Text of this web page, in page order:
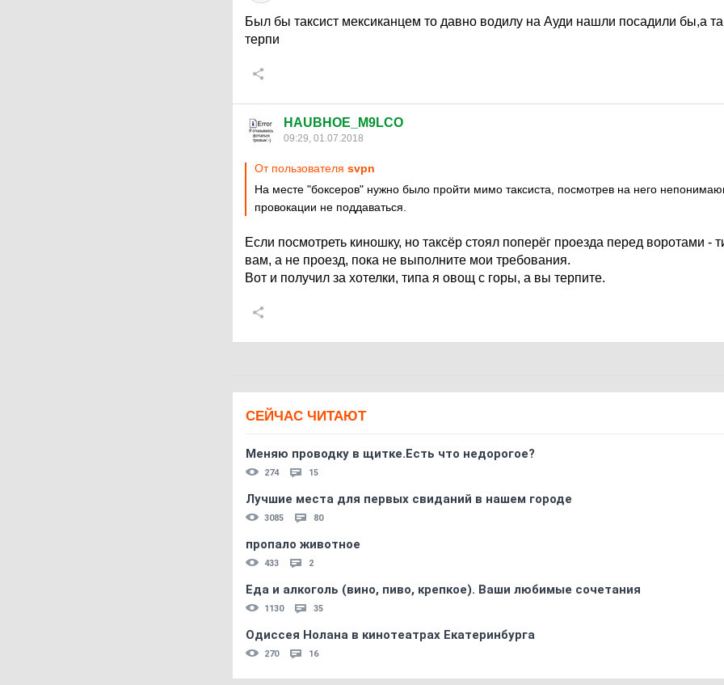
Был бы таксист мексиканцем то давно водилу на Ауди нашли посадили бы,а
терпи
HAUBHOE_M9LCO
09:29, 01.07.2018
От пользователя svpn
На месте "боксеров" нужно было пройти мимо таксиста, посмотрев на него
провокации не поддаваться.
Если посмотреть киношку, но таксёр стоял поперёг проезда перед воротами -
вам, а не проезд, пока не выполните мои требования.
Вот и получил за хотелки, типа я овощ с горы, а вы терпите.
СЕЙЧАС ЧИТАЮТ
Меняю проводку в щитке.Есть что недорогое?
274 15
Лучшие места для первых свиданий в нашем городе
3085 80
пропало животное
433 2
Еда и алкоголь (вино, пиво, крепкое). Ваши любимые сочетания
1130 35
Одиссея Нолана в кинотеатрах Екатеринбурга
270 16